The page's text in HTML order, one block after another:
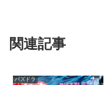
関連記事
パズドラ